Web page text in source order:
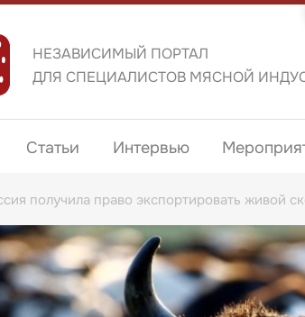
НЕЗАВИСИМЫЙ ПОРТАЛ
ДЛЯ СПЕЦИАЛИСТОВ МЯСНОЙ
Статьи Интервью
получила право экспортировать живой